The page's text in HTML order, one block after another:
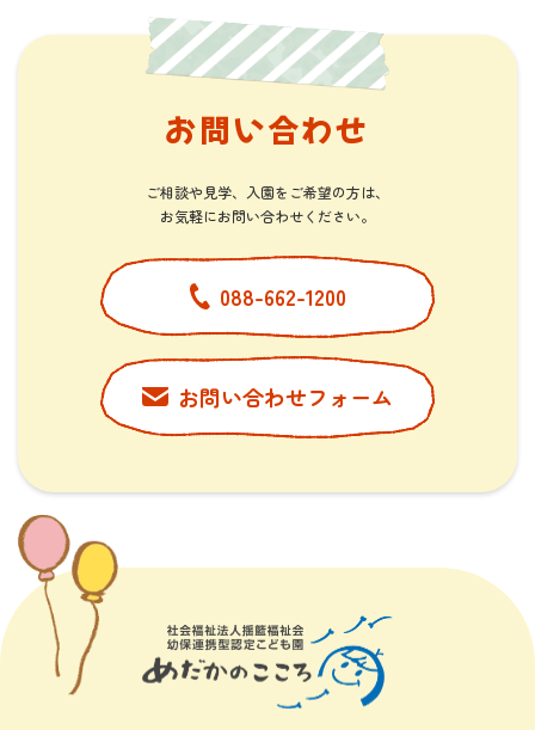
お問い合わせ
ご相談や見学、入園をご希望の方は、
​​​​​​​お気軽にお問い合わせください。
088-662-1200
お問い合わせフォーム